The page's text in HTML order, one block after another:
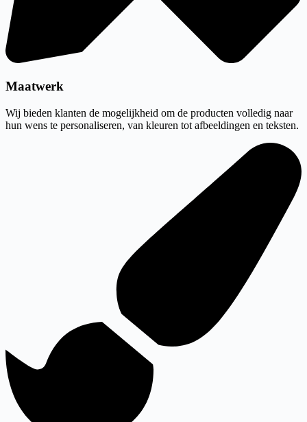
Maatwerk
Wij bieden klanten de mogelijkheid om de producten volledig naar
hun wens te personaliseren, van kleuren tot afbeeldingen en teksten.